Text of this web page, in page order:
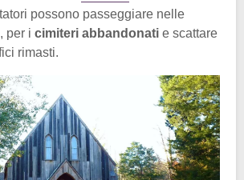
possono passeggiare nelle
per i cimiteri abbandonati e scattare
rimasti.